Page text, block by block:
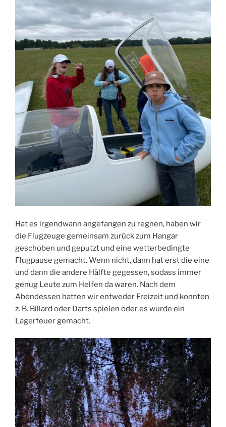
Hat es irgendwann angefangen zu regnen, haben wir
die Flugzeuge gemeinsam zurück zum Hangar
geschoben und geputzt und eine wetterbedingte
Flugpause gemacht. Wenn nicht, dann hat erst die eine
und dann die andere Hälfte gegessen, sodass immer
genug Leute zum Helfen da waren. Nach dem
Abendessen hatten wir entweder Freizeit und konnten
z. B. Billard oder Darts spielen oder es wurde ein
Lagerfeuer gemacht.